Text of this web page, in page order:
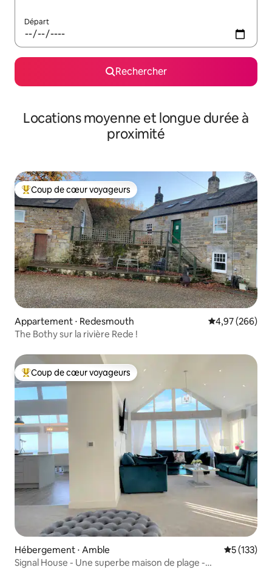
Départ
Rechercher
Locations moyenne et longue durée à
proximité
Coups de cœur voyageurs les plus appréciés
Coup de cœur voyageurs
Appartement ⋅ Redesmouth Évaluation
4,97 (266)
The Bothy sur la rivière Rede !
Coups de cœur voyageurs les plus appréciés
Coup de cœur voyageurs
Hébergement ⋅ Amble Évaluation
5 (133)
Signal House - Une superbe maison de plage -